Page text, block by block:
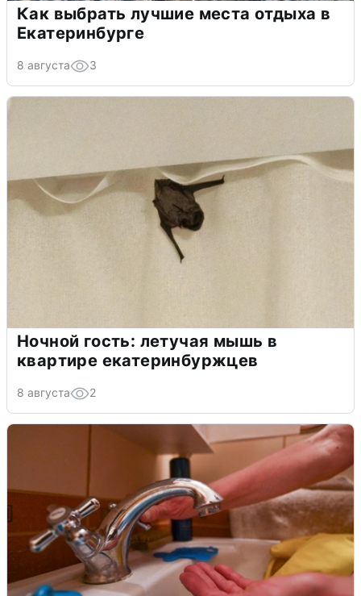
Как выбрать лучшие места отдыха в
Екатеринбурге
8 августа 3
Ночной гость: летучая мышь в
квартире екатеринбуржцев
8 августа 2